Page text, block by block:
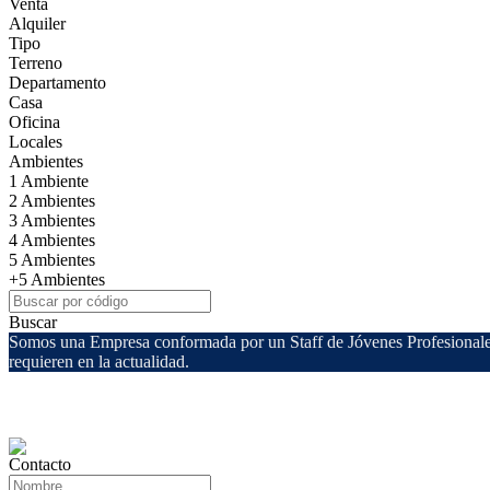
Alquiler
Tipo
Terreno
Departamento
Casa
Oficina
Locales
Ambientes
1 Ambiente
2 Ambientes
3 Ambientes
4 Ambientes
5 Ambientes
+5 Ambientes
Buscar
Somos una Empresa conformada por un Staff de Jóvenes
requieren en la actualidad.
Contacto